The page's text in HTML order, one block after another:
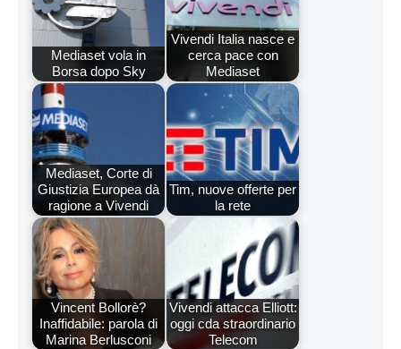
Mediaset vola in
Borsa dopo Sky
Vivendi Italia nasce e
cerca pace con
Mediaset
Mediaset, Corte di
Giustizia Europea dà
ragione a Vivendi
Tim, nuove offerte per
la rete
Vincent Bollorè?
Inaffidabile: parola di
Marina Berlusconi
Vivendi attacca Elliott:
oggi cda straordinario
Telecom